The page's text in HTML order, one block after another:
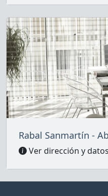
Rabal Sanmartín -
Ver dirección y